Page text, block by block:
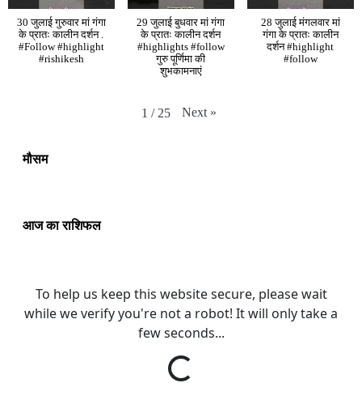
30 जुलाई गुरुवार मां गंगा
के प्रातः कालीन दर्शन .
#Follow #highlight
#rishikesh
29 जुलाई बुधवार मां गंगा
के प्रातः कालीन दर्शन
#highlights #follow
गुरु पूर्णिमा की
शुभकामनाएं
28 जुलाई मंगलवार मां
गंगा के प्रातः कालीन
दर्शन #highlight
#follow
1 / 25 Next »
मौसम
आज का राशिफल